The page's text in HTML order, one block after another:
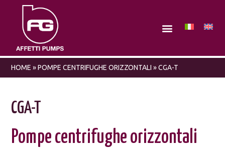
HOME »POMPE CENTRIFUGHE ORIZZONTALI »CGA-T
CGA-T
Pompe centrifughe orizzontali